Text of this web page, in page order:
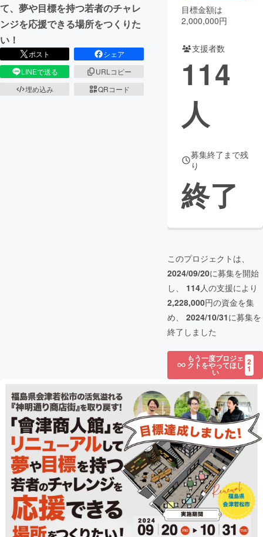
CAMPFIREふるさと納税machi-ya コミュニティ
て、夢や目標を持つ若者のチャレ
ンジを応援できる場所をつくりた
い！
ポスト
シェア
LINEで送る
URLコピー
埋め込み
QRコード
目標金額は
2,000,000円
支援者数
114
人
募集終了まで残
り
終了
このプロジェクトは、
2024/09/20に募集を開始
し、 114人の支援により
2,228,000円の資金を集
め、 2024/10/31に募集を
終了しました
もう一度プロジェ
クトをやってほし
い
2
1